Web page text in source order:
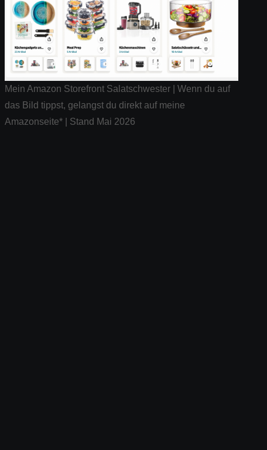
Mein Amazon Storefront Salatschwester | Wenn du auf
das Bild tippst, gelangst du direkt auf meine
Amazonseite* | Stand Mai 2026